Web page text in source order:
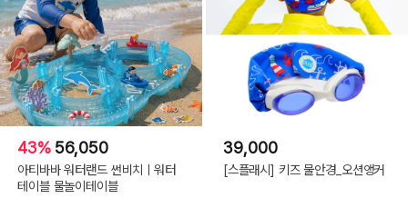
43% 56,050
아티바바 워터랜드 썬비치ㅣ워터
테이블 물놀이테이블
39,000
[스플래시] 키즈 물안경_오션앵커